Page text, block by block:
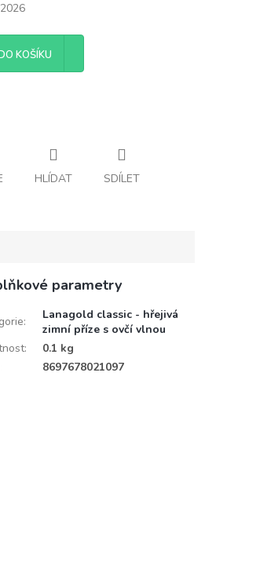
KOŠÍKU
HLÍDAT SDÍLET
parametry
:
Lanagold classic - hřejivá
zimní příze s ovčí vlnou
:
0.1 kg
8697678021097